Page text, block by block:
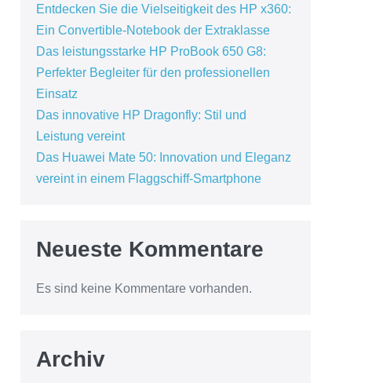
Entdecken Sie die Vielseitigkeit des HP x360:
Ein Convertible-Notebook der Extraklasse
Das leistungsstarke HP ProBook 650 G8:
Perfekter Begleiter für den professionellen
Einsatz
Das innovative HP Dragonfly: Stil und
Leistung vereint
Das Huawei Mate 50: Innovation und Eleganz
vereint in einem Flaggschiff-Smartphone
Neueste Kommentare
Es sind keine Kommentare vorhanden.
Archiv